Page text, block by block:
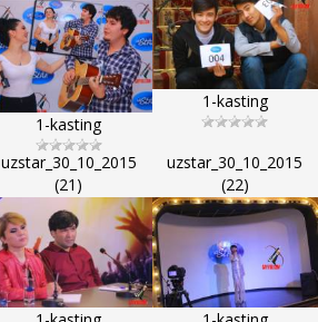
1-kasting
1-kasting
uzstar_30_10_2015
(21)
uzstar_30_10_2015
(22)